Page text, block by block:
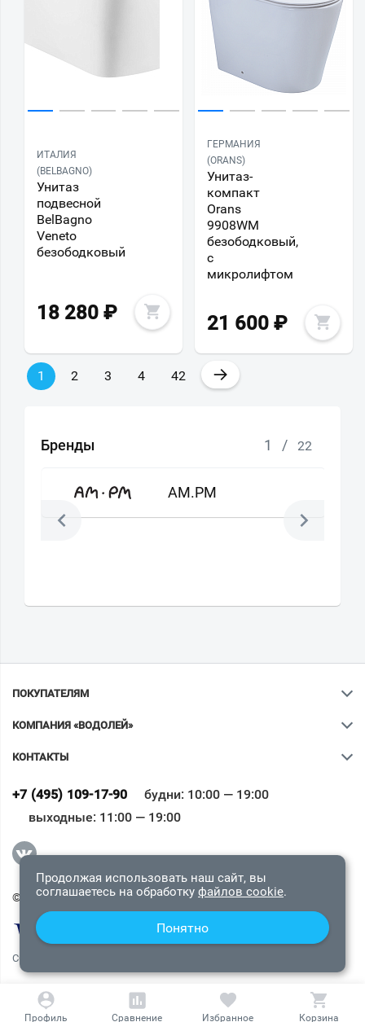
ИТАЛИЯ
(BELBAGNO)
Унитаз
подвесной
BelBagno
Veneto
безободковый
18 280 ₽
ГЕРМАНИЯ
(ORANS)
Унитаз-
компакт
Orans
9908WM
безободковый,
с
микролифтом
21 600 ₽
1 2 3 4 42 →
Бренды 1 / 22
AM.PM
ПОКУПАТЕЛЯМ
КОМПАНИЯ «ВОДОЛЕЙ»
КОНТАКТЫ
+7 (495) 109-17-90
будни: 10:00 — 19:00
выходные: 11:00 — 19:00
© 2009-2026 «Водолей Онлайн». Все права защищены.
СОГЛАШЕНИЕ О КОНФИДЕНЦИАЛЬНОСТИ
Всё верно
Продолжая использовать наш сайт, вы
соглашаетесь на обработку файлов cookie.
Понятно